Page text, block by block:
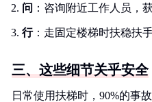
问 ：咨询附近工作人员，
行：走固定楼梯时扶稳扶
三、这些细节关乎安全
日常使用扶梯时，90%的事